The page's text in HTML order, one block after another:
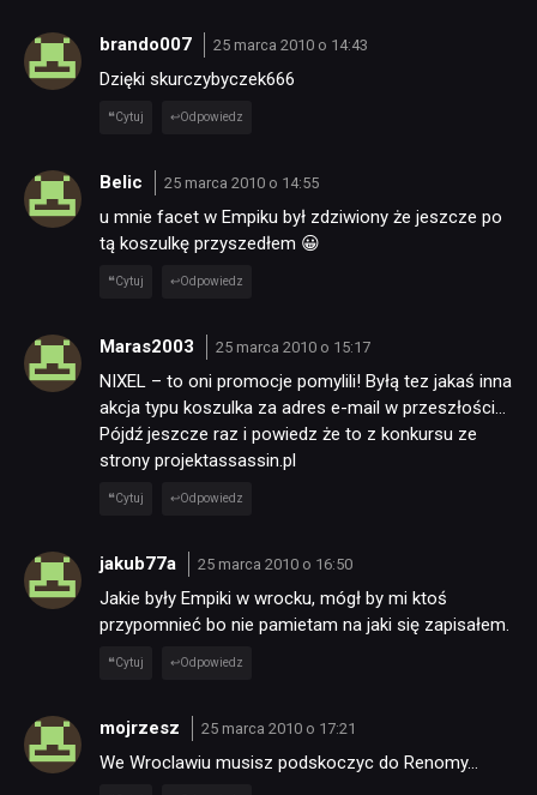
brando007 25 marca 2010 o 14:43
Dzięki skurczybyczek666
Cytuj Odpowiedz
Belic 25 marca 2010 o 14:55
u mnie facet w Empiku był zdziwiony że jeszcze po
tą koszulkę przyszedłem 😀
Cytuj Odpowiedz
Maras2003 25 marca 2010 o 15:17
NIXEL – to oni promocje pomylili! Byłą tez jakaś inna
akcja typu koszulka za adres e-mail w przeszłości…
Pójdź jeszcze raz i powiedz że to z konkursu ze
strony projektassassin.pl
Cytuj Odpowiedz
jakub77a 25 marca 2010 o 16:50
Jakie były Empiki w wrocku, mógł by mi ktoś
przypomnieć bo nie pamietam na jaki się zapisałem.
Cytuj Odpowiedz
mojrzesz 25 marca 2010 o 17:21
We Wroclawiu musisz podskoczyc do Renomy…